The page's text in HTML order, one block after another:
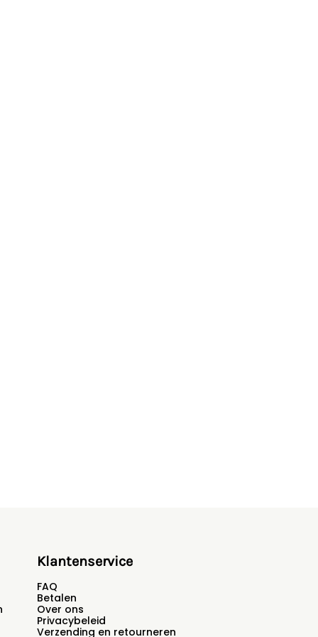
Klantenservice
FAQ
Betalen
Over ons
Privacybeleid
Verzending en retourneren